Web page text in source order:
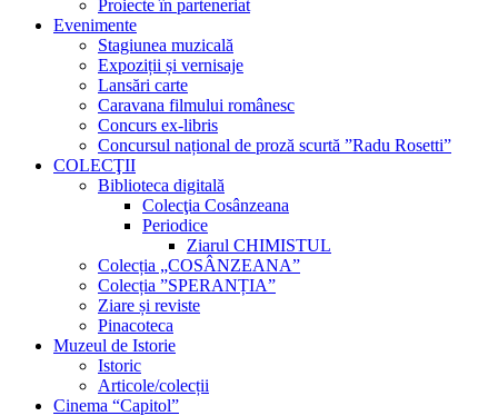
Proiecte în parteneriat
Evenimente
Stagiunea muzicală
Expoziții și vernisaje
Lansări carte
Caravana filmului românesc
Concurs ex-libris
Concursul național de proză scurtă ”Radu Rosetti”
COLECŢII
Biblioteca digitală
Colecţia Cosânzeana
Periodice
Ziarul CHIMISTUL
Colecția „COSÂNZEANA”
Colecția ”SPERANȚIA”
Ziare și reviste
Pinacoteca
Muzeul de Istorie
Istoric
Articole/colecții
Cinema “Capitol”